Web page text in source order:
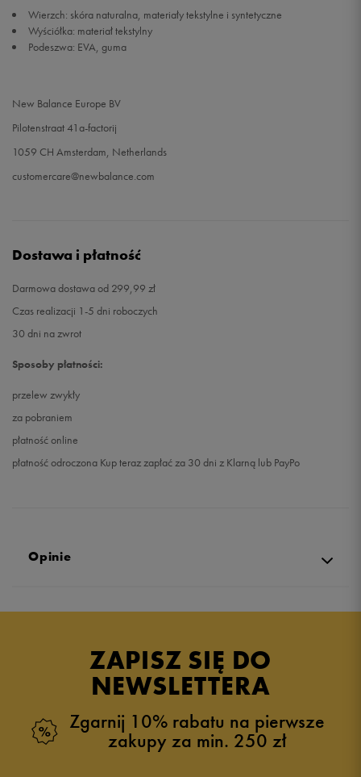
Wierzch: skóra naturalna, materiały tekstylne i syntetyczne
Wyściółka: materiał tekstylny
Podeszwa: EVA, guma
New Balance Europe BV
Pilotenstraat 41a-factorij
1059 CH Amsterdam, Netherlands
customercare@newbalance.com
Dostawa i płatność
Darmowa dostawa od 299,99 zł
Czas realizacji 1-5 dni roboczych
30 dni na zwrot
Sposoby płatności:
przelew zwykły
za pobraniem
płatność online
płatność odroczona Kup teraz zapłać za 30 dni z Klarną lub PayPo
Opinie
ZAPISZ SIĘ DO
NEWSLETTERA
Zgarnij 10% rabatu na pierwsze
zakupy za min. 250 zł